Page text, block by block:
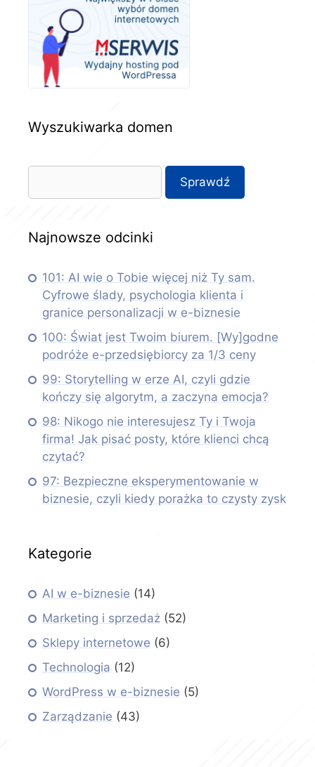
Wyszukiwarka domen
Najnowsze odcinki
101: AI wie o Tobie więcej niż Ty sam.
Cyfrowe ślady, psychologia klienta i
granice personalizacji w e-biznesie
100: Świat jest Twoim biurem. [Wy]godne
podróże e-przedsiębiorcy za 1/3 ceny
99: Storytelling w erze AI, czyli gdzie
kończy się algorytm, a zaczyna emocja?
98: Nikogo nie interesujesz Ty i Twoja
firma! Jak pisać posty, które klienci chcą
czytać?
97: Bezpieczne eksperymentowanie w
biznesie, czyli kiedy porażka to czysty zysk
Kategorie
AI w e-biznesie (14)
Marketing i sprzedaż (52)
Sklepy internetowe (6)
Technologia (12)
WordPress w e-biznesie (5)
Zarządzanie (43)